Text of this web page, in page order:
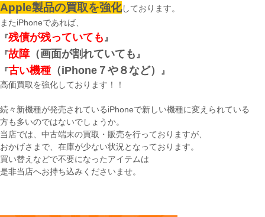
Apple製品の買取を強化しております。
またiPhoneであれば、
『残債が残っていても 』
『故障（画面が割れていても 』
『古い機種 （iPhone７や８など）
』
高価買取を強化しております！！
続々新機種が発売されているiPhoneで新しい機種に変えられている
方も多いのではないでしょうか。
当店では、中古端末の買取・販売を行っておりますが、
おかげさまで、在庫が少ない状況となっております。
買い替えなどで不要になったアイテムは
是非当店へお持ち込みくださいませ。